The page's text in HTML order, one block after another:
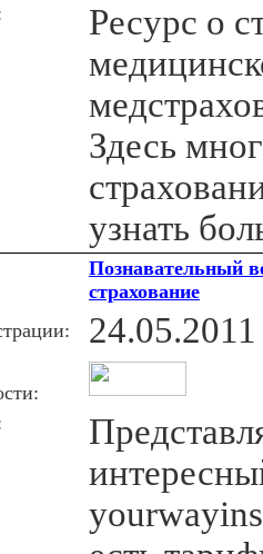
Ресурс о
Здесь
узнать
Познавательный
страхование
24.05.2011